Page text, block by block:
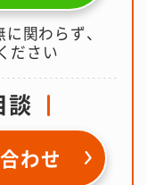
関わらず、
ださい
談
わせ